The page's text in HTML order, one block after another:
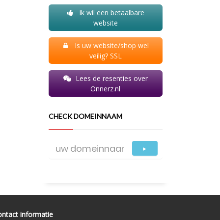
Ik wil een betaalbare
website
Is uw website/shop wel
veilig? SSL
Lees de resenties over
Onnerz.nl
CHECK DOMEINNAAM
►
informatie